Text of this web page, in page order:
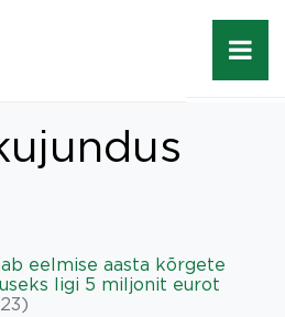
eelmise aasta kõrgete
ligi 5 miljonit eurot